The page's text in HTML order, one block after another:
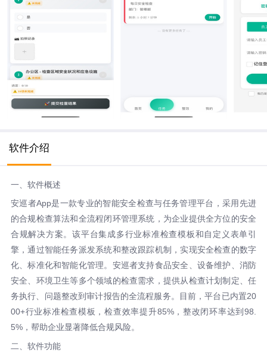
软件介绍
一、软件概述
安巡者App是一款专业的智能安全检查与任务管理平台，采用先进
的合规检查算法和全流程闭环管理系统，为企业提供全方位的安全
合规解决方案。该平台集成多行业标准检查模板和自定义表单引
擎，通过智能任务派发系统和整改跟踪机制，实现安全检查的数字
化、标准化和智能化管理。安巡者支持食品安全、设备维护、消防
安全、环境卫生等多个领域的检查需求，提供从检查计划制定、任
务执行、问题整改到审计报告的全流程服务。目前，平台已内置20
00+行业标准检查模板，检查效率提升85%，整改闭环率达到98.
5%，帮助企业显著降低合规风险。
二、软件功能